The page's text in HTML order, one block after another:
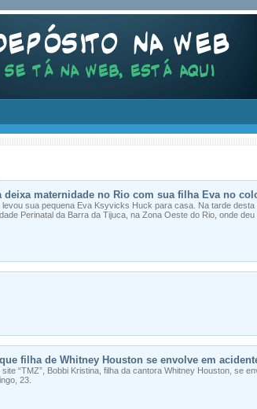
deixa maternidade no Rio com sua filha Eva no
levou sua pequena Eva Ksyvicks Huck para casa. Na tarde
Perinatal da Barra da Tijuca, na Zona Oeste do Rio, onde deu
filha de Whitney Houston se envolve em
site “TMZ”, Bobbi Kristina, filha da cantora Whitney Houston, se
23.